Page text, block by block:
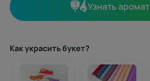
Узнать аромат
Как украсить букет?